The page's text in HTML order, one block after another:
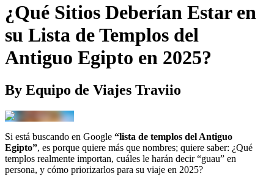
¿Qué Sitios Deberían Estar en
su Lista de Templos del
Antiguo Egipto en 2025?
By Equipo de Viajes Traviio
Si está buscando en Google “lista de templos del Antiguo
Egipto”, es porque quiere más que nombres; quiere saber: ¿Qué
templos realmente importan, cuáles le harán decir “guau” en
persona, y cómo priorizarlos para su viaje en 2025?